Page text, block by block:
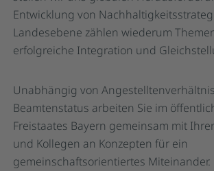
Entwicklung von
Landesebene zählen wiederum
erfolgreiche Integration und
Unabhängig von
Beamtenstatus arbeiten Sie im
Freistaates Bayern gemeinsam mit
und Kollegen an Konzepten für ein
gemeinschaftsorientiertes